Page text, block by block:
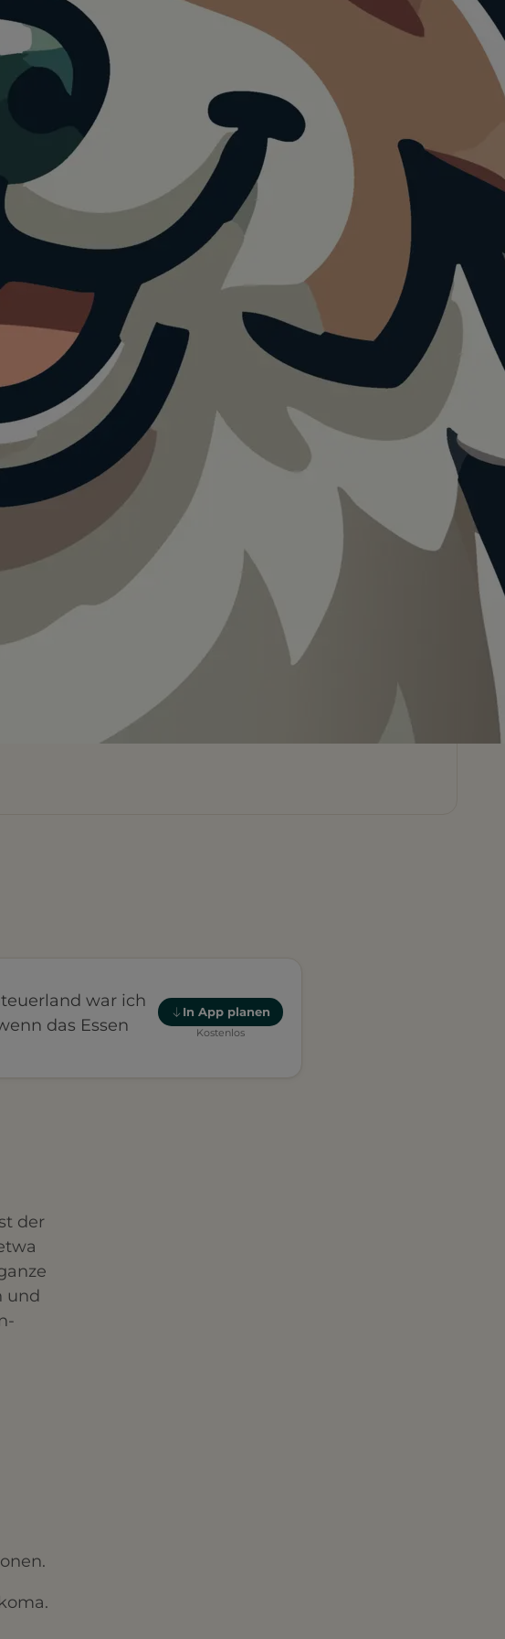
Visualisierung · KI
In App speichern
war ich
das Essen
In App planen
Kostenlos
der
und